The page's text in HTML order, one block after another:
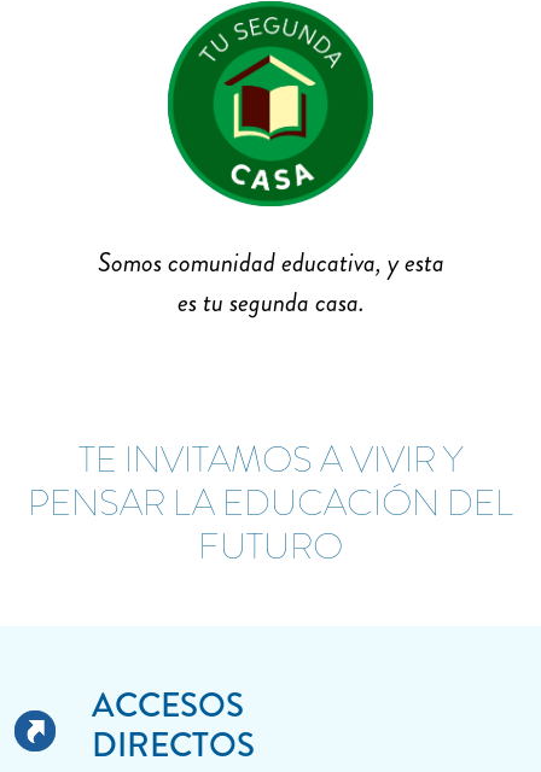
Somos comunidad educativa, y esta
es tu segunda casa.
TE INVITAMOS A VIVIR Y
PENSAR LA EDUCACIÓN DEL
FUTURO
ACCESOS
DIRECTOS